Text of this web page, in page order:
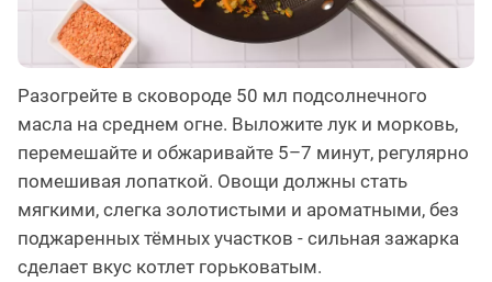
Разогрейте в сковороде 50 мл подсолнечного
масла на среднем огне. Выложите лук и морковь,
перемешайте и обжаривайте 5–7 минут, регулярно
помешивая лопаткой. Овощи должны стать
мягкими, слегка золотистыми и ароматными, без
поджаренных тёмных участков - сильная зажарка
сделает вкус котлет горьковатым.